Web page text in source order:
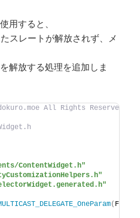
用すると、
スレートが解放されず、メ
解放する処理を追加しま
All Rights Reserved.
ContentWidget.h"
(